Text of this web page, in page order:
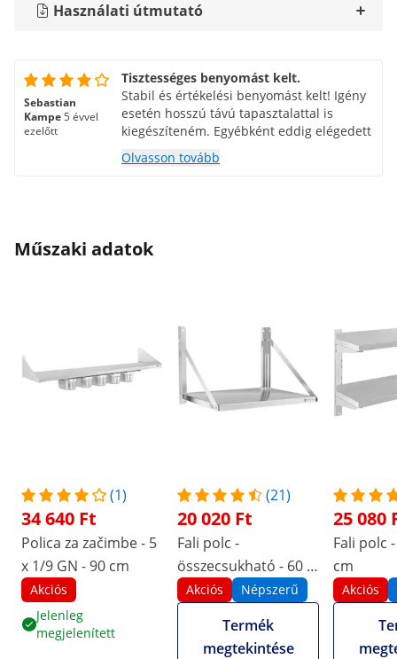
Használati útmutató
Sebastian
Kampe5 évvel
ezelőtt
Tisztességes benyomást kelt.
Stabil és értékelési benyomást kelt! Igény
esetén hosszú távú tapasztalattal is
kiegészíteném. Egyébként eddig elégedett
Olvasson tovább
Műszaki adatok
(1)
34 640 Ft
Polica za začimbe - 5
x 1/9 GN - 90 cm
Akciós
Jelenleg
megjelenített
(21)
20 020 Ft
Fali polc -
összecsukható - 60 x
45 cm - 40 kg -
rozsdamentes acél
Akciós Népszerű
Termék
megtekintése
25 080
Fali polc
cm
Akciós